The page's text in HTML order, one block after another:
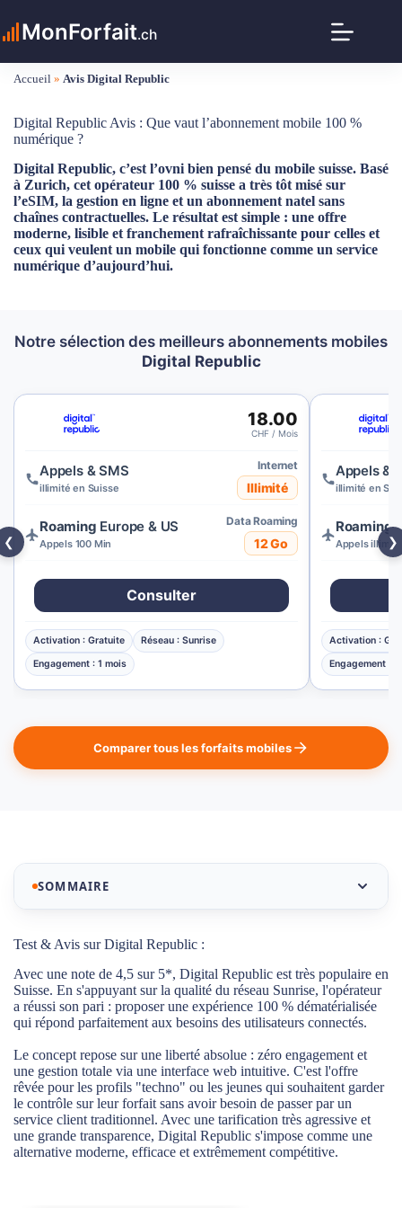
contenuMonForfait.ch
Accueil » Avis Digital Republic
Digital Republic Avis : Que vaut l’abonnement mobile 100 %
numérique ?
Digital Republic, c’est l’ovni bien pensé du mobile suisse. Basé
à Zurich, cet opérateur 100 % suisse a très tôt misé sur
l’eSIM, la gestion en ligne et un abonnement natel sans
chaînes contractuelles. Le résultat est simple : une offre
moderne, lisible et franchement rafraîchissante pour celles et
ceux qui veulent un mobile qui fonctionne comme un service
numérique d’aujourd’hui.
Notre sélection des meilleurs abonnements mobiles
Digital Republic
❮
18.00
CHF / Mois
Appels & SMS
illimité en Suisse
Internet
Illimité
Roaming Europe & US
Appels 100 Min
Data Roaming
12 Go
Consulter
Activation : Gratuite
Réseau : Sunrise
Engagement : 1 mois
Appels &
illimité en
Roaming
Appels
Activation :
Engagement : 1
❯
Comparer tous les forfaits mobiles
SOMMAIRE
Notre sélection des meilleurs abonnements mobiles
Digital Republic
Test & Avis sur Digital Republic :
La couverture réseau Digital Republic : La vitesse
Le service client de Digital Republic : La flexibilité
totale gérée en ligne
Flexibilité totale : L'abonnement mobile façon
"Netflix"
Test & Avis sur Digital Republic :
Avec une note de 4,5 sur 5*, Digital Republic est très populaire en
Suisse. En s'appuyant sur la qualité du réseau Sunrise, l'opérateur
a réussi son pari : proposer une expérience 100 % dématérialisée
qui répond parfaitement aux besoins des utilisateurs connectés.
Le concept repose sur une liberté absolue : zéro engagement et
une gestion totale via une interface web intuitive. C'est l'offre
rêvée pour les profils "techno" ou les jeunes qui souhaitent garder
le contrôle sur leur forfait sans avoir besoin de passer par un
service client traditionnel. Avec une tarification très agressive et
une grande transparence, Digital Republic s'impose comme une
alternative moderne, efficace et extrêmement compétitive.